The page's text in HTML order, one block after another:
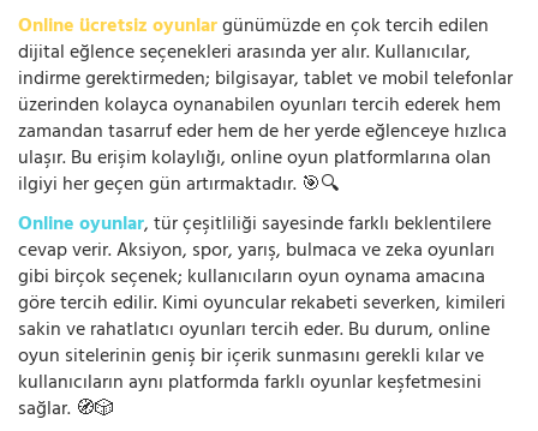
Online ücretsiz oyunlargünümüzde en çok tercih edilen
dijital eğlence seçenekleri arasında yer alır. Kullanıcılar,
indirme gerektirmeden; bilgisayar, tablet ve mobil telefonlar
üzerinden kolayca oynanabilen oyunları tercih ederek hem
zamandan tasarruf eder hem de her yerde eğlenceye hızlıca
ulaşır. Bu erişim kolaylığı, online oyun platformlarına olan
ilgiyi her geçen gün artırmaktadır. 🎯🔍
Online oyunlar, tür çeşitliliği sayesinde farklı beklentilere
cevap verir. Aksiyon, spor, yarış, bulmaca ve zeka oyunları
gibi birçok seçenek; kullanıcıların oyun oynama amacına
göre tercih edilir. Kimi oyuncular rekabeti severken, kimileri
sakin ve rahatlatıcı oyunları tercih eder. Bu durum, online
oyun sitelerinin geniş bir içerik sunmasını gerekli kılar ve
kullanıcıların aynı platformda farklı oyunlar keşfetmesini
sağlar. 🧭🎲